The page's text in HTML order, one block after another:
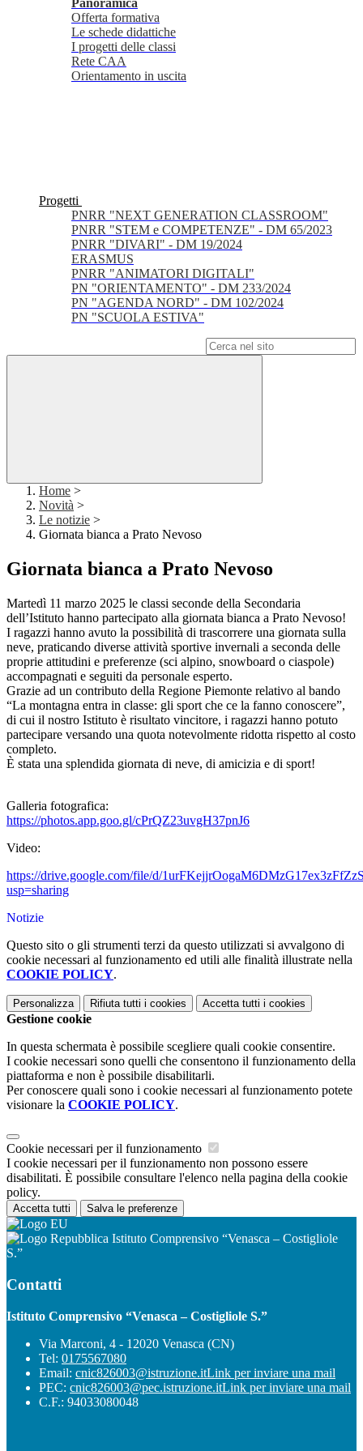
Panoramica
Offerta formativa
Le schede didattiche
I progetti delle classi
Rete CAA
Orientamento in uscita
Progetti
PNRR "NEXT GENERATION CLASSROOM"
PNRR "STEM e COMPETENZE" - DM 65/2023
PNRR "DIVARI" - DM 19/2024
ERASMUS
PNRR "ANIMATORI DIGITALI"
PN "ORIENTAMENTO" - DM 233/2024
PN "AGENDA NORD" - DM 102/2024
PN "SCUOLA ESTIVA"
Home >
Novità >
Le notizie >
Giornata bianca a Prato Nevoso
Giornata bianca a Prato Nevoso
Martedì 11 marzo 2025 le classi seconde della Secondaria
dell’Istituto hanno partecipato alla giornata bianca a Prato Nevoso!
I ragazzi hanno avuto la possibilità di trascorrere una giornata sulla
neve, praticando diverse attività sportive invernali a seconda delle
proprie attitudini e preferenze (sci alpino, snowboard o ciaspole)
accompagnati e seguiti da personale esperto.
Grazie ad un contributo della Regione Piemonte relativo al bando
“La montagna entra in classe: gli sport che ce la fanno conoscere”,
di cui il nostro Istituto è risultato vincitore, i ragazzi hanno potuto
partecipare versando una quota notevolmente ridotta rispetto al costo
completo.
È stata una splendida giornata di neve, di amicizia e di sport!
Galleria fotografica:
https://photos.app.goo.gl/cPrQZ23uvgH37pnJ6
Video:
https://drive.google.com/file/d/
usp=sharing
Notizie
Questo sito o gli strumenti terzi da questo utilizzati si avvalgono di
cookie necessari al funzionamento ed utili alle finalità illustrate nella
COOKIE POLICY.
Personalizza Rifiuta tutti i cookies Accetta tutti i cookies
Gestione cookie
In questa schermata è possibile scegliere quali cookie consentire.
I cookie necessari sono quelli che consentono il funzionamento della
piattaforma e non è possibile disabilitarli.
Per conoscere quali sono i cookie necessari al funzionamento potete
visionare la COOKIE POLICY.
Cookie necessari per il funzionamento
I cookie necessari per il funzionamento non possono essere
disabilitati. È possibile consultare l'elenco nella pagina della cookie
policy.
Accetta tutti Salva le preferenze
Istituto Comprensivo “Venasca – Costigliole
S.”
Contatti
Istituto Comprensivo “Venasca – Costigliole S.”
Via Marconi, 4 - 12020 Venasca (CN)
Tel: 0175567080
Email: cnic826003@istruzione.itLink per inviare una mail
PEC: cnic826003@pec.istruzione.itLink per inviare una mail
C.F.: 94033080048